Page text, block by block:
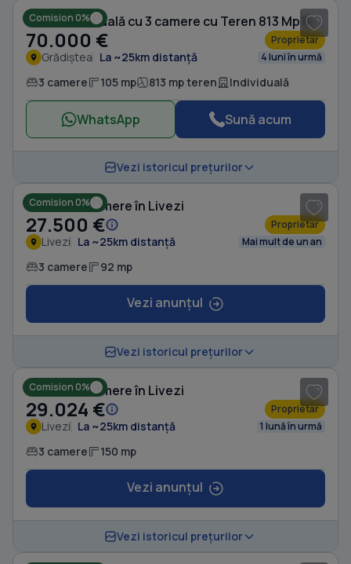
Comision 0% Casă individuală cu 3 camere cu Teren 813 Mp în Grădiștea
70.000 € Proprietar
Grădiștea La ~25km distanță 4 luni în urmă
3 camere 105 mp 813 mp teren Individuală
WhatsApp Sună acum
Vezi istoricul prețurilor
Comision 0%
Casă cu 3 camere în Livezi
27.500 € Proprietar
Livezi La ~25km distanță Mai mult de un an
3 camere 92 mp
Vezi anunțul
Vezi istoricul prețurilor
Comision 0%
Casă cu 3 camere în Livezi
29.024 € Proprietar
Livezi La ~25km distanță 1 lună în urmă
3 camere 150 mp
Vezi anunțul
Vezi istoricul prețurilor